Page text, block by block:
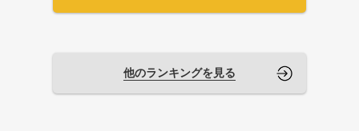
他のランキングを見る